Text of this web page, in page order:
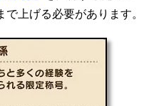
で上げる必要があります。